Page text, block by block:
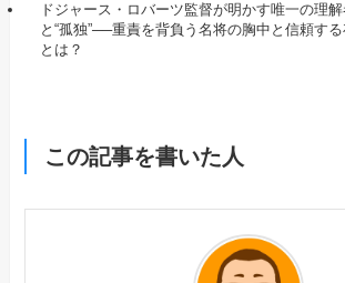
ドジャース・ロバーツ監督が明かす唯一の理
と“孤独”──重責を背負う名将の胸中と信頼す
とは？
この記事を書いた人